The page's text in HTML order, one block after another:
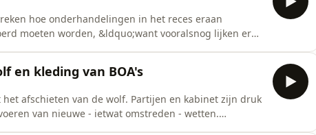
hoe onderhandelingen in het reces eraan
moeten worden, &ldquo;want vooralsnog lijken er
en kleding van BOA's
afschieten van de wolf. Partijen en kabinet zijn druk
van nieuwe - ietwat omstreden - wetten.